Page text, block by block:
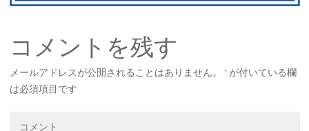
コメントを残す
メールアドレスが公開されることはありません。 * が付いている欄
は必須項目です